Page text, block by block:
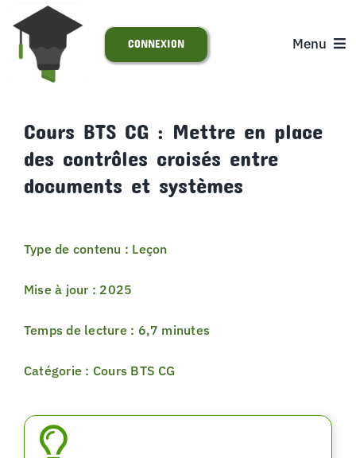
Passer
contenu
Menu
S’INSCRIRE
SUPPORT
CONNEXION
Cours BTS CG : Mettre en place
des contrôles croisés entre
documents et systèmes
Type de contenu : Leçon
Mise à jour : 2025
Temps de lecture : 6,7 minutes
Catégorie : Cours BTS CG